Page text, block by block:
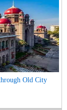
Old City